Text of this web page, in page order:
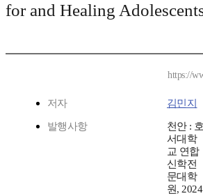
for and Healing
https://
저자 김민지
발행사항
천안 : 호
서대학
교 연합
신학전
문대학
원, 2024